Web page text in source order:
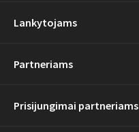
Lankytojams
Partneriams
Prisijungimai partneriams